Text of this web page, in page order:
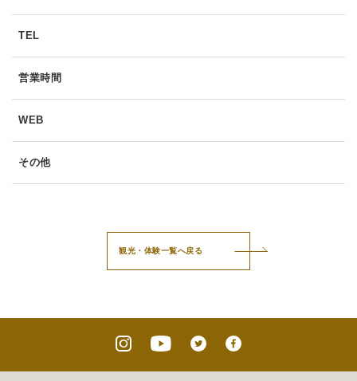
TEL
営業時間
WEB
その他
観光・体験一覧へ戻る